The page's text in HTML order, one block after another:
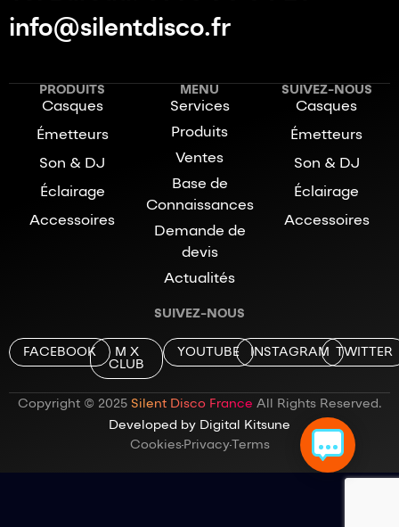
info@silentdisco.fr
PRODUITS
Casques
Émetteurs
Son & DJ
Éclairage
Accessoires
MENU
Services
Produits
Ventes
Base de
Connaissances
Demande de
devis
Actualités
SUIVEZ-NOUS
Casques
Émetteurs
Son & DJ
Éclairage
Accessoires
SUIVEZ-NOUS
FACEBOOK
M X
CLUB
YOUTUBE INSTAGRAM TWITTER
Copyright © 2025 Silent Disco France All Rights Reserved.
Developed by Digital Kitsune
CookiesPrivacyTerms